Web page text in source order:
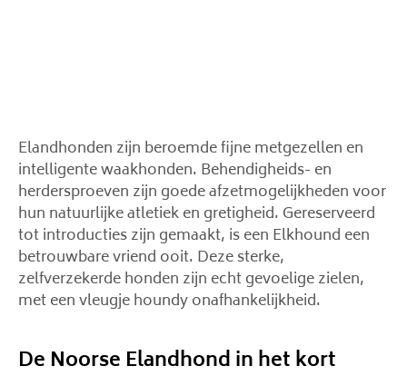
Elandhonden zijn beroemde fijne metgezellen en
intelligente waakhonden. Behendigheids- en
herdersproeven zijn goede afzetmogelijkheden voor
hun natuurlijke atletiek en gretigheid. Gereserveerd
tot introducties zijn gemaakt, is een Elkhound een
betrouwbare vriend ooit. Deze sterke,
zelfverzekerde honden zijn echt gevoelige zielen,
met een vleugje houndy onafhankelijkheid.
De Noorse Elandhond in het kort